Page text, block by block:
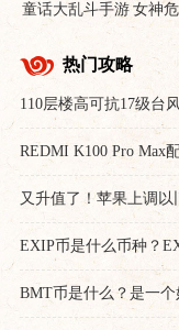
童话大乱斗手游 女神
热门攻略
110层楼高可抗17级台
式供电
REDMI K100 Pro Max
又升值了！苹果上调以
EXIP币是什么币种？
BMT币是什么？是一